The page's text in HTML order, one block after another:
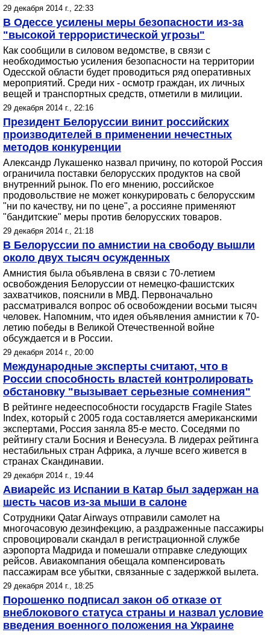
29 декабря 2014 г., 22:33
В Одессе усилены меры безопасности из-за
"высокой террористической угрозы"
Как сообщили в силовом ведомстве, в связи с
необходимостью усиления безопасности на территории
Одесской области будет проводиться ряд оперативных
мероприятий. Среди них - осмотр граждан, их личных
вещей и транспортных средств, отметили в милиции.
29 декабря 2014 г., 22:16
Президент Белоруссии винит российских
производителей в применении нечестных
методов конкуренции
Александр Лукашенко назвал причину, по которой Россия
ограничила поставки белорусских продуктов на свой
внутренний рынок. По его мнению, российское
продовольствие не может конкурировать с белорусским
"ни по качеству, ни по цене", а россияне применяют
"бандитские" меры против белорусских товаров.
29 декабря 2014 г., 21:18
В Белоруссии по амнистии на свободу вышли
около двух тысяч осужденных
Амнистия была объявлена в связи с 70-летием
освобождения Белоруссии от немецко-фашистских
захватчиков, пояснили в МВД. Первоначально
рассматривался вопрос об освобождении восьми тысяч
человек. Напомним, что идея объявления амнистии к 70-
летию победы в Великой Отечественной войне
обсуждается и в России.
29 декабря 2014 г., 20:00
Международные эксперты считают, что в
России способность властей контролировать
обстановку "вызывает серьезные сомнения"
В рейтинге недееспособности государств Fragile States
Index, который с 2005 года составляется американскими
экспертами, Россия заняла 85-е место. Соседями по
рейтингу стали Босния и Венесуэла. В лидерах рейтинга
нестабильных стран Африка, а лучше всего живется в
странах Скандинавии.
29 декабря 2014 г., 19:44
Авиарейс из Испании в Катар был задержан на
шесть часов из-за мыши в салоне
Сотрудники Qatar Airways отправили самолет на
многочасовую дезинфекцию, а раздраженные пассажиры
спровоцировали скандал в регистрационной службе
аэропорта Мадрида и помешали отправке следующих
рейсов. Авиакомпания обещала компенсировать
пассажирам все убытки, связанные с задержкой вылета.
29 декабря 2014 г., 18:25
Порошенко подписал закон об отказе от
внеблокового статуса страны и назвал условие
введения военного положения на Украине